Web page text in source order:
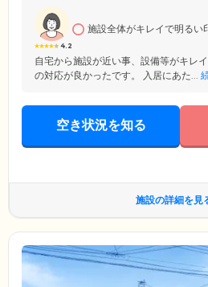
4.2
施設全体がキレイで明るい
自宅から施設が近い事、設備等がキレ
の対応が良かったです。 入居にあた...
空き状況を知る
施設の詳細を見